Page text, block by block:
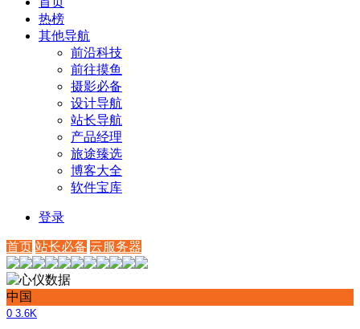
热榜
其他导航
前沿科技
前往摸鱼
摄影必备
设计导航
站长导航
产品经理
旅途臻选
博客大全
软件宝库
登录
首页 站长必备 云服务器
中国
0 3.6K